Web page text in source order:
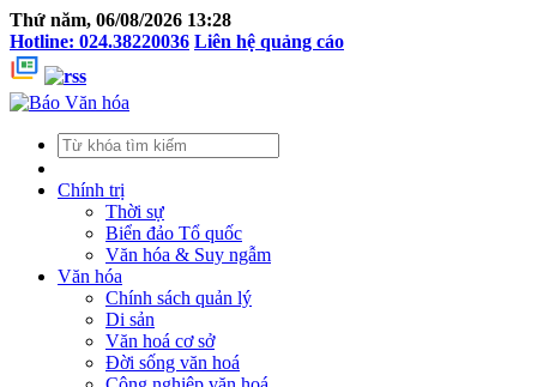
Thứ năm, 06/08/2026 13:28
Hotline: 024.38220036 Liên hệ quảng cáo
Chính trị
Thời sự
Biển đảo Tổ quốc
Văn hóa & Suy ngẫm
Văn hóa
Chính sách quản lý
Di sản
Văn hoá cơ sở
Đời sống văn hoá